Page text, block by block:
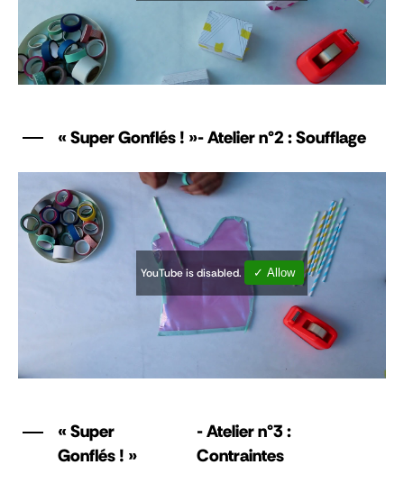
« Super Gonflés ! »- Atelier n°2 : Soufflage
YouTube is disabled. ✓ Allow
« Super
Gonflés ! »
- Atelier n°3 :
Contraintes